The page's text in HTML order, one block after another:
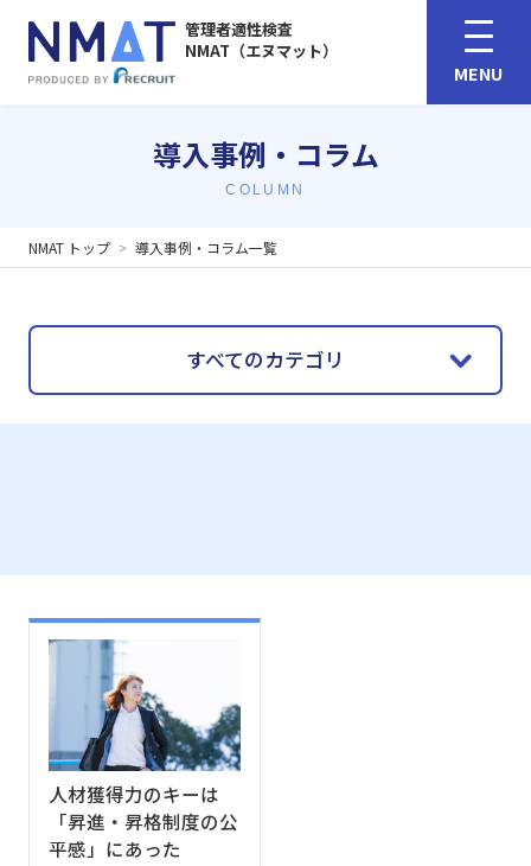
管理者適性検査
NMAT（エヌマット）
MENU
導入事例・コラム
COLUMN
NMAT トップ 導入事例・コラム一覧
すべてのカテゴリ
人材獲得力のキーは
「昇進・昇格制度の公
平感」にあった